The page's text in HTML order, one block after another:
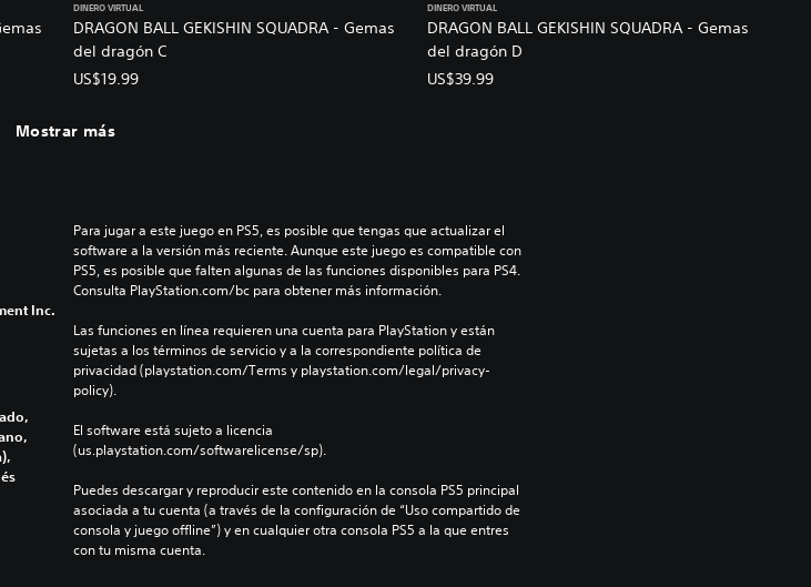
DRAGON BALL GEKISHIN SQUADRA - Gemas
del dragón C
DINERO VIRTUAL
US$19.99
DRAGON BALL GEKISHIN SQUADRA - Gemas
del dragón D
DINERO VIRTUAL
US$39.99
Mostrar más
Inc.
Para jugar a este juego en PS5, es posible que tengas que actualizar el
software a la versión más reciente. Aunque este juego es compatible con
PS5, es posible que falten algunas de las funciones disponibles para PS4.
Consulta PlayStation.com/bc para obtener más información.
Las funciones en línea requieren una cuenta para PlayStation y están
sujetas a los términos de servicio y a la correspondiente política de
privacidad (playstation.com/Terms y playstation.com/legal/privacy-
policy).
El software está sujeto a licencia
(us.playstation.com/softwarelicense/sp).
Puedes descargar y reproducir este contenido en la consola PS5 principal
asociada a tu cuenta (a través de la configuración de “Uso compartido de
consola y juego offline”) y en cualquier otra consola PS5 a la que entres
con tu misma cuenta.